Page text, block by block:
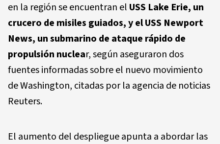
en la región se encuentran el USS Lake Erie, un
crucero de misiles guiados, y el USS Newport
News, un submarino de ataque rápido de
propulsión nuclear, según aseguraron dos
fuentes informadas sobre el nuevo movimiento
de Washington, citadas por la agencia de noticias
Reuters.
El aumento del despliegue apunta a abordar las